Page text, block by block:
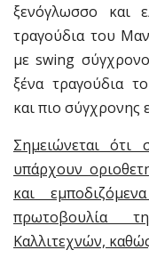
ξενόγλωσσο και
τραγούδια του
με swing
ξένα τραγούδια
και πιο σύγχρονης
Σημειώνεται ότι
υπάρχουν
και
πρωτοβουλία
Καλλιτεχνών,